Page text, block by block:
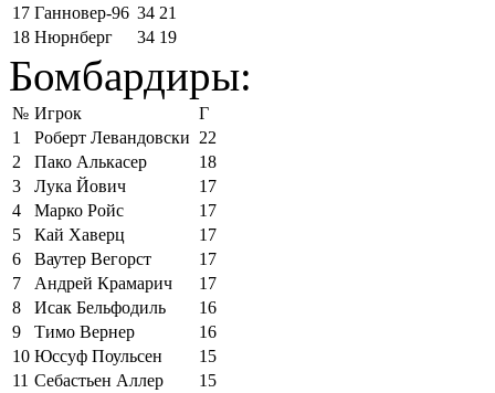
17 Ганновер-96 34 21
18 Нюрнберг 34 19
Бомбардиры:
№ Игрок
Г
1
Роберт Левандовски 22
2
Пако Алькасер
18
3
Лука Йович
17
4
Марко Ройс
17
5
Кай Хаверц
17
6
Ваутер Вегорст
17
7
Андрей Крамарич
17
8
Исак Бельфодиль
16
9
Тимо Вернер
16
10 Юссуф Поульсен
15
11 Себастьен Аллер
15